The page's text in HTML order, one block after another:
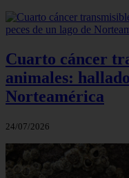
Cuarto cáncer
animales:
Norteamérica
24/07/2026